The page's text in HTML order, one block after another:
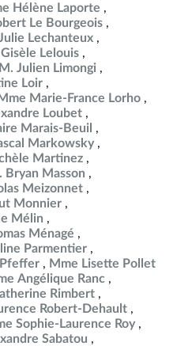
Hélène Laporte
Le Bourgeois
Lechanteux
Lelouis
M. Julien Limongi
Loir
Mme Marie-France Lorho
Loubet
Marais-Beuil
Markowsky
Martinez
Bryan Masson
Meizonnet
Monnier
Mélin
Ménagé
Parmentier
Mme Lisette Pollet
Angélique Ranc
Rimbert
Robert-Dehault
Sophie-Laurence Roy
Sabatou